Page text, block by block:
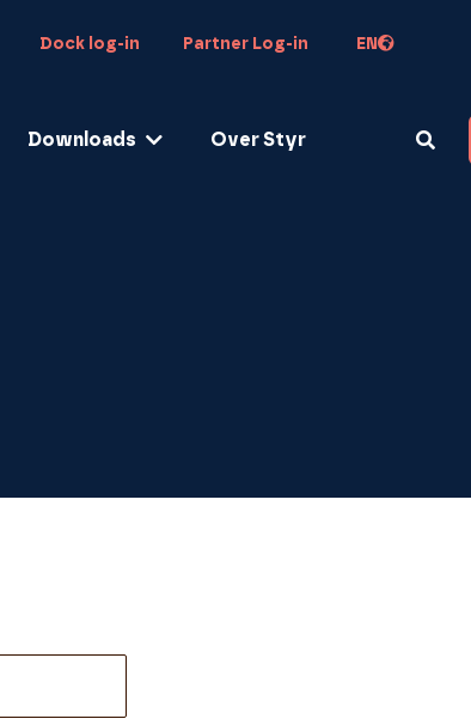
Dock log-in Partner Log-in EN
Downloads Over Styr